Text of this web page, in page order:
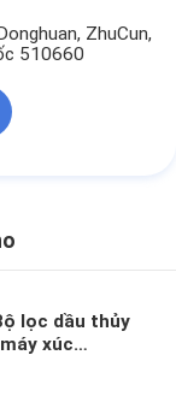
ZhuCun,
510660
lọc dầu thủy
xúc